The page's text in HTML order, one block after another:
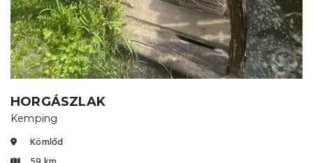
HORGÁSZLAK
Kemping
Kömlőd